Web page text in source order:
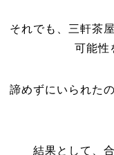
それでも、三軒茶
可能性
諦めずにいられた
結果として、